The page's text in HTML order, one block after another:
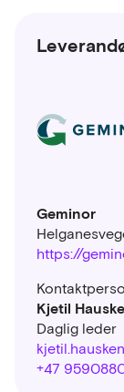
Geminor
https://
Kjetil
Daglig leder
+47